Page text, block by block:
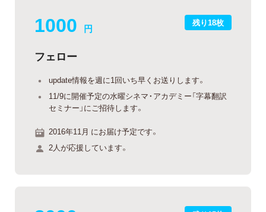
残り18枚
1000 円
フェロー
update情報を週に1回いち早くお送りします。
11/9に開催予定の水曜シネマ・アカデミー「字幕翻訳
セミナー」にご招待します。
2016年11月 にお届け予定です。
2人が応援しています。